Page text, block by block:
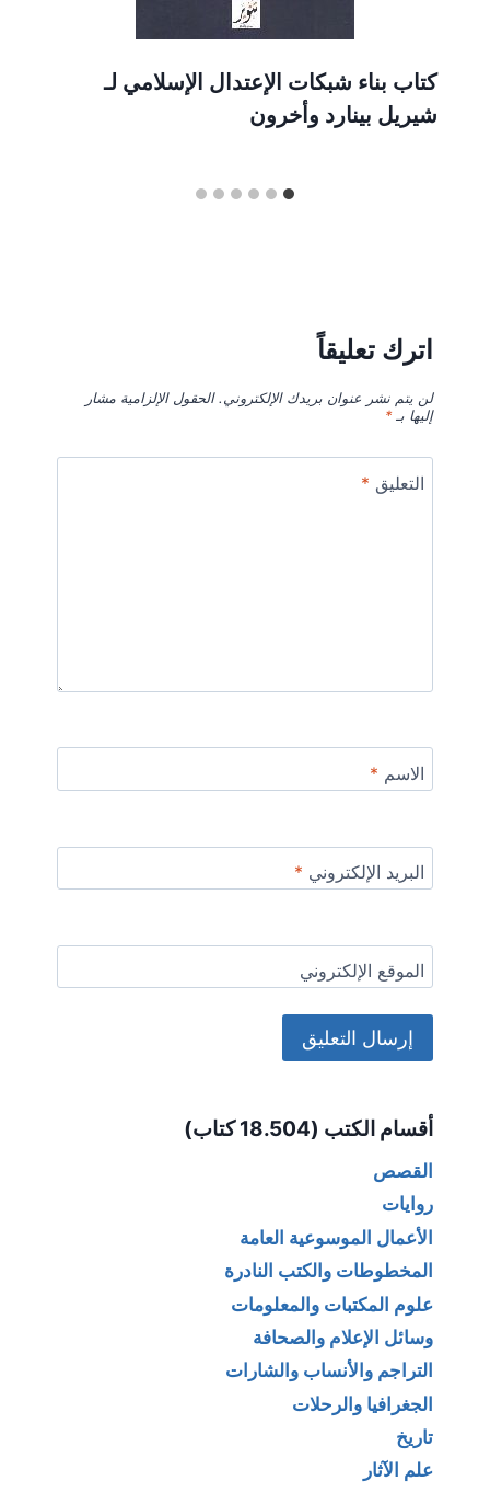
كتاب بناء شبكات الإعتدال الإسلامي لـ
شيريل بينارد وأخرون
اترك تعليقاً
لن يتم نشر عنوان بريدك الإلكتروني. الحقول الإلزامية مشار
إليها بـ*
التعليق *
الاسم *
البريد الإلكتروني *
الموقع الإلكتروني
أقسام الكتب (18.504 كتاب)
القصص
روايات
الأعمال الموسوعية العامة
المخطوطات والكتب النادرة
علوم المكتبات والمعلومات
وسائل الإعلام والصحافة
التراجم والأنساب والشارات
الجغرافيا والرحلات
تاريخ
علم الآثار